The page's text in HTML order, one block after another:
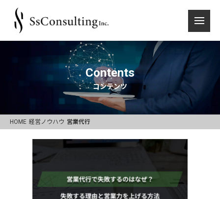
Contents
コンテンツ
HOME 経営ノウハウ 営業代行